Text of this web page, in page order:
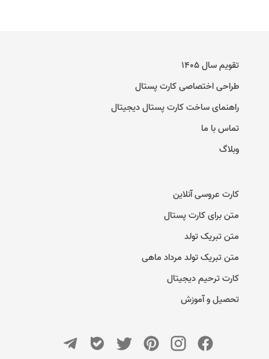
تقویم سال ۱۴۰۵
طراحی اختصاصی کارت پستال
راهنمای ساخت کارت پستال دیجیتال
تماس با ما
وبلاگ
کارت عروسی آنلاین
متن برای کارت پستال
متن تبریک تولد
متن تبریک تولد مرداد ماهی
کارت ترحیم دیجیتال
تحصیل و آموزش